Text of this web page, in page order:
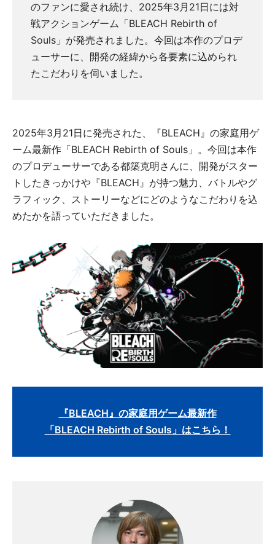
のファンに愛され続け、2025年3月21日には対
戦アクションゲーム「BLEACH Rebirth of
Souls」が発売されました。今回は本作のプロデ
ューサーに、開発の経緯から各要素に込められ
たこだわりを伺いました。
2025年3月21日に発売された、『BLEACH』の家庭用ゲ
ーム最新作「BLEACH Rebirth of Souls」。今回は本作
のプロデューサーである都築克明さんに、開発がスター
トしたきっかけや『BLEACH』が持つ魅力、バトルやグ
ラフィック、ストーリーなどにどのようなこだわりを込
めたかを語っていただきました。
『BLEACH』の家庭用ゲーム最新作
「BLEACH Rebirth of Souls」はこちら！